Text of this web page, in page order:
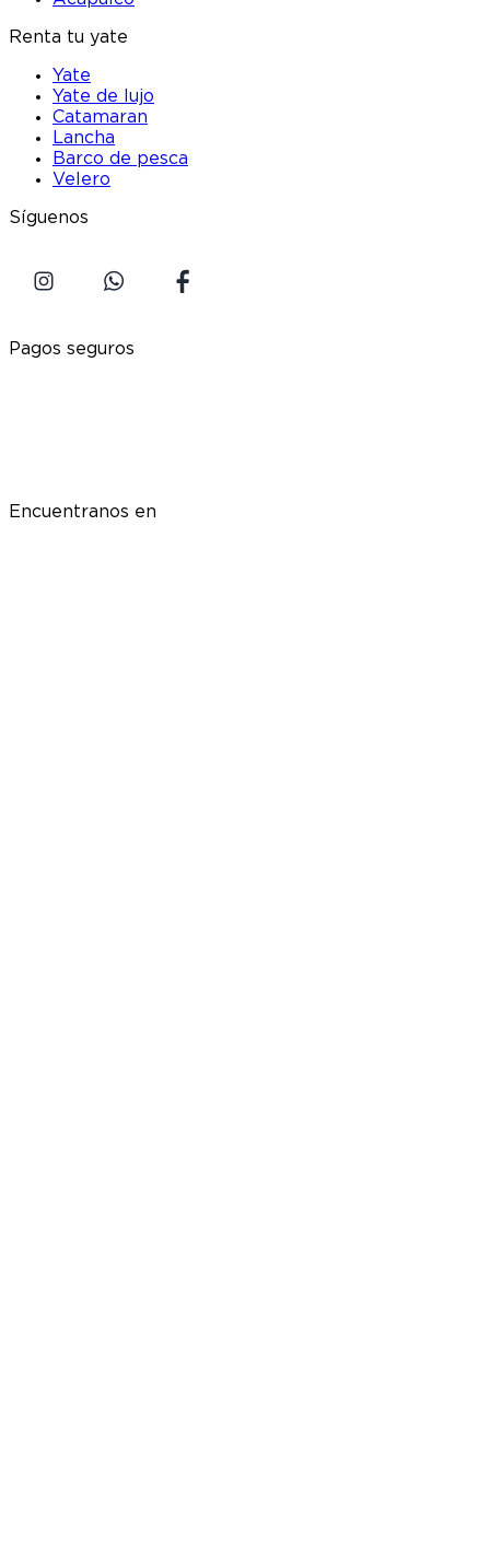
Renta tu yate
Yate
Yate de lujo
Catamaran
Lancha
Barco de pesca
Velero
Síguenos
Pagos seguros
Encuentranos en